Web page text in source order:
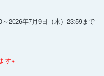
2026年7月9日（木）23:59まで
す※